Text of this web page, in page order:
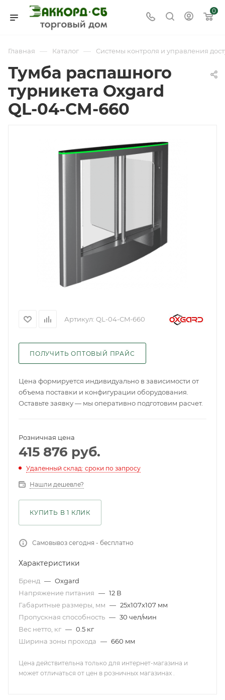
0
Главная — Каталог — Системы контроля и управления
Тумба распашного
турникета Oxgard
QL-04-CM-660
Артикул: QL-04-CM-660
ПОЛУЧИТЬ ОПТОВЫЙ ПРАЙС
Цена формируется индивидуально в зависимости от
объема поставки и конфигурации оборудования.
Оставьте заявку — мы оперативно подготовим расчет.
Розничная цена
415 876 руб.
Удаленный склад: сроки по запросу
Нашли дешевле?
КУПИТЬ В 1 КЛИК
Самовывоз сегодня - бесплатно
Характеристики
Бренд — Oxgard
Напряжение питания — 12 В
Габаритные размеры, мм — 25x107x107 мм
Пропускная способность — 30 чел/мин
Вес нетто, кг — 0.5 кг
Ширина зоны прохода — 660 мм
Цена действительна только для интернет-магазина и
может отличаться от цен в розничных магазинах .